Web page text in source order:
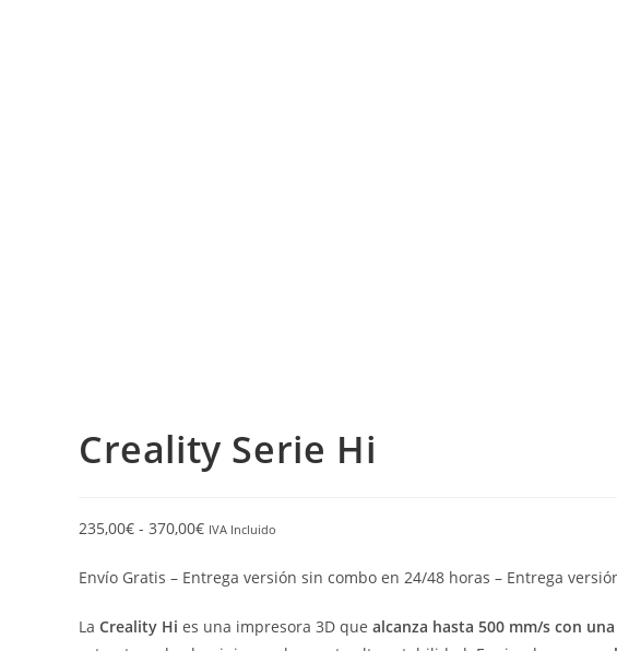
Creality Serie Hi
235,00€ - 370,00€ IVA Incluido
Envío Gratis – Entrega versión sin combo en 24/48 horas – Entrega
La Creality Hi es una impresora 3D que alcanza hasta 500 mm/s con